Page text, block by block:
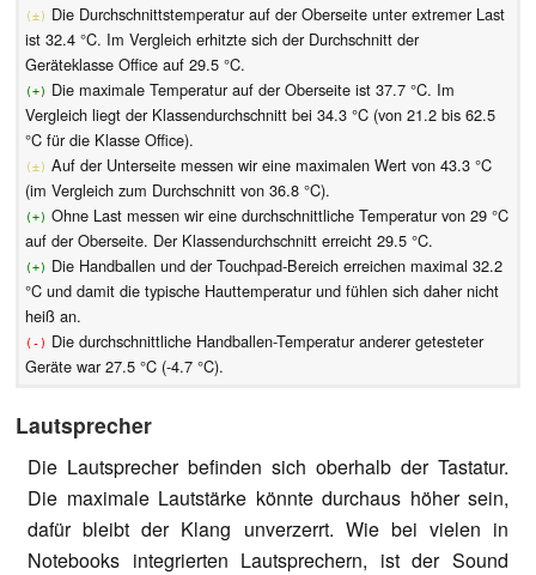
(±) Die Durchschnittstemperatur auf der Oberseite unter extremer Last
ist 32.4 °C. Im Vergleich erhitzte sich der Durchschnitt der
Geräteklasse Office auf 29.5 °C.
(+) Die maximale Temperatur auf der Oberseite ist 37.7 °C. Im
Vergleich liegt der Klassendurchschnitt bei 34.3 °C (von 21.2 bis 62.5
°C für die Klasse Office).
(±) Auf der Unterseite messen wir eine maximalen Wert von 43.3 °C
(im Vergleich zum Durchschnitt von 36.8 °C).
(+) Ohne Last messen wir eine durchschnittliche Temperatur von 29 °C
auf der Oberseite. Der Klassendurchschnitt erreicht 29.5 °C.
(+) Die Handballen und der Touchpad-Bereich erreichen maximal 32.2
°C und damit die typische Hauttemperatur und fühlen sich daher nicht
heiß an.
(-) Die durchschnittliche Handballen-Temperatur anderer getesteter
Geräte war 27.5 °C (-4.7 °C).
Lautsprecher
Die Lautsprecher befinden sich oberhalb der Tastatur.
Die maximale Lautstärke könnte durchaus höher sein,
dafür bleibt der Klang unverzerrt. Wie bei vielen in
Notebooks integrierten Lautsprechern, ist der Sound